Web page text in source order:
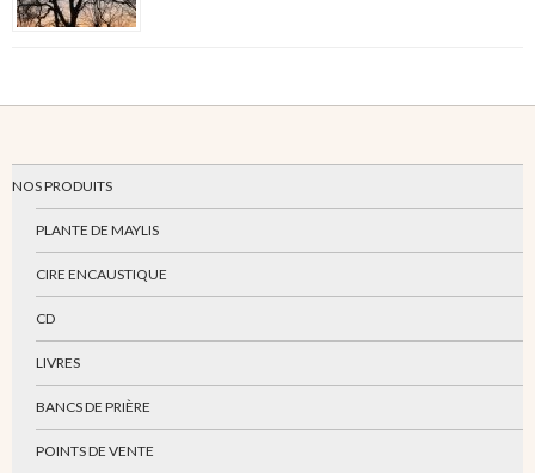
NOS PRODUITS
PLANTE DE MAYLIS
CIRE ENCAUSTIQUE
CD
LIVRES
BANCS DE PRIÈRE
POINTS DE VENTE